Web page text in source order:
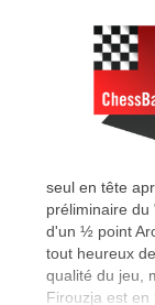
seul en tête
préliminaire du
d'un ½ point
tout heureux
qualité du jeu,
Firouzja est en